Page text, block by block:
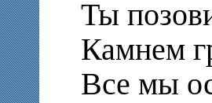
Ты
Камнем
Все мы